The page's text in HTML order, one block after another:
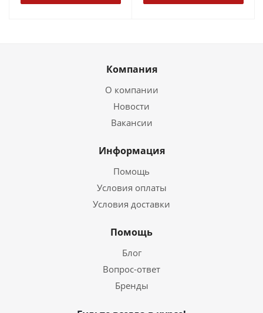
Компания
О компании
Новости
Вакансии
Информация
Помощь
Условия оплаты
Условия доставки
Помощь
Блог
Вопрос-ответ
Бренды